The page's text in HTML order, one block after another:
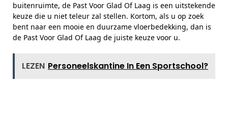
buitenruimte, de Past Voor Glad Of Laag is een uitstekende
keuze die u niet teleur zal stellen. Kortom, als u op zoek
bent naar een mooie en duurzame vloerbedekking, dan is
de Past Voor Glad Of Laag de juiste keuze voor u.
LEZEN Personeelskantine In Een Sportschool?